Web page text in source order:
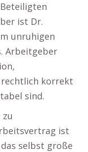
ist Dr.
unruhigen
Arbeitgeber
rechtlich korrekt
sind.
ist
selbst große